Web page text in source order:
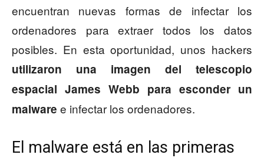
encuentran nuevas formas de infectar los
ordenadores para extraer todos los datos
posibles. En esta oportunidad, unos hackers
utilizaron una imagen del telescopio
espacial James Webb para esconder un
malware e infectar los ordenadores.
El malware está en las primeras